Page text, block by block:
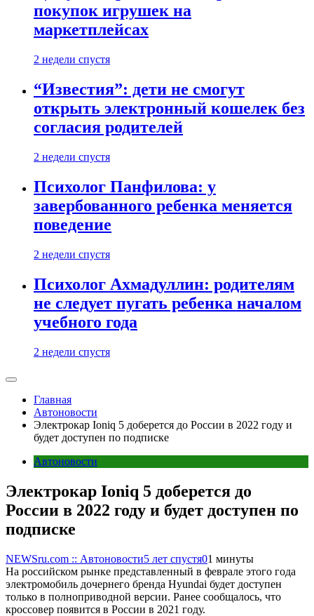
покупок игрушек на
маркетплейсах
2 недели спустя
“Известия”: дети не смогут
открыть электронный кошелек без
согласия родителей
2 недели спустя
Психолог Панфилова: у
завербованного ребенка меняется
поведение
2 недели спустя
Психолог Ахмадуллин: родителям
не следует пугать ребенка началом
учебного года
2 недели спустя
Главная
Автоновости
Электрокар Ioniq 5 доберется до России в 2022 году и
будет доступен по подписке
Автоновости
Электрокар Ioniq 5 доберется до
России в 2022 году и будет доступен по
подписке
NEWSru.com :: Автоновости5 лет спустя01 минуты
На российском рынке представленный в феврале этого года
электромобиль дочернего бренда Hyundai будет доступен
только в полноприводной версии. Ранее сообщалось, что
кроссовер появится в России в 2021 году.